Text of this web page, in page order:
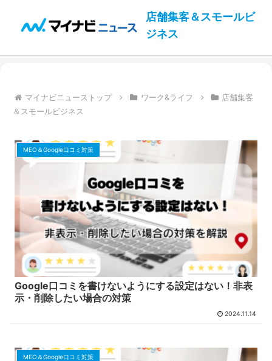
店舗集客＆スモールビ
ジネス
マイナビニューストップ ワーク&ライフ
店舗集客
＆スモールビジネス
MEO＆Google口コミ対策
Google口コミを書けないようにする設定はない！非表
示・削除したい場合の対策
2024.11.14
MEO＆Google口コミ対策